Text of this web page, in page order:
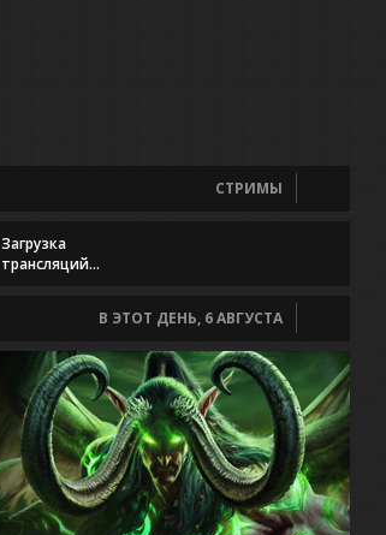
СТРИМЫ
Загрузка
трансляций...
В ЭТОТ ДЕНЬ, 6 АВГУСТА